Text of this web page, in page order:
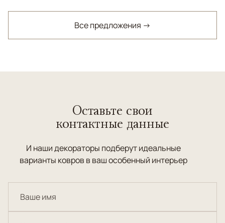
Все предложения →
Оставьте свои
контактные данные
И наши декораторы подберут идеальные
варианты ковров в ваш особенный интерьер